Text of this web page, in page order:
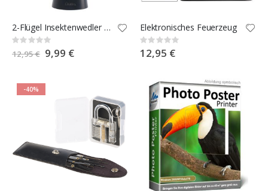
2-Flügel Insektenwedler mit LED-Beleuchtung
Rating:
0%
12,95 € Special
Price
9,99 €
Elektronisches Feuerzeug
Rating:
0%
12,95 €
-40%